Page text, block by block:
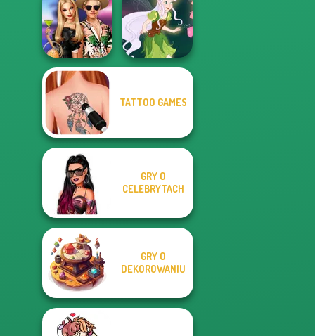
Fashionistas'
Faceoff
Manga Creator -
Fantasy World...
BFFs' Birthday
Bash For Babs
TATTOO GAMES
GRY O
CELEBRYTACH
GRY O
DEKOROWANIU